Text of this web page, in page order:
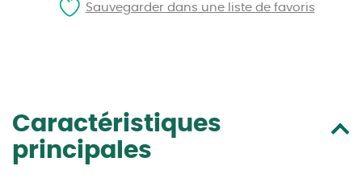
Caractéristiques
principales
Sauvegarder dans une liste de favoris